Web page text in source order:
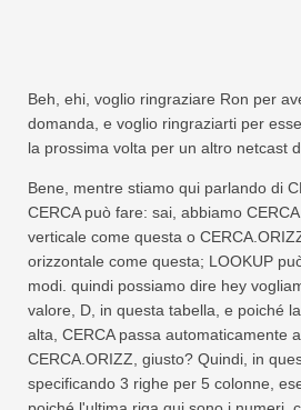
Beh, ehi, voglio ringraziare Ron per
domanda, e voglio ringraziarti per
la prossima volta per un altro netcast
Bene, mentre stiamo qui parlando di
CERCA può fare: sai, abbiamo
verticale come questa o
orizzontale come questa; LOOKUP
modi. quindi possiamo dire hey
valore, D, in questa tabella, e poiché
alta, CERCA passa automaticamente
CERCA.ORIZZ, giusto? Quindi, in
specificando 3 righe per 5 colonne,